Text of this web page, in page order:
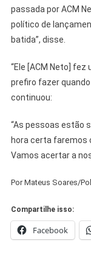
passada por ACM
político de
batida”, disse.
“Ele [ACM Neto]
prefiro fazer
continuou:
“As pessoas estão
hora certa faremos
Vamos acertar a
Por Mateus Soares/
Compartilhe isso:
Facebook